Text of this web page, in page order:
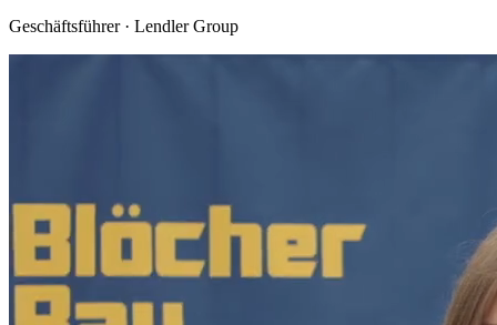
Geschäftsführer · Lendler Group